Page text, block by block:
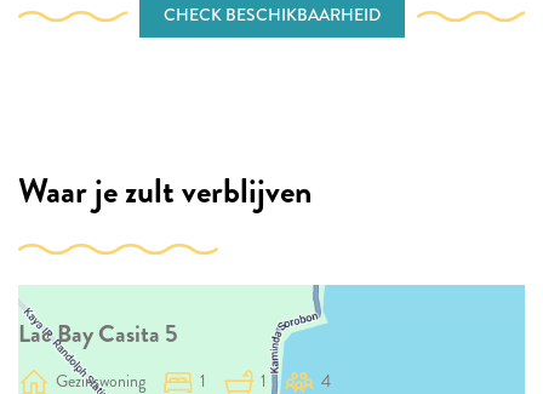
CHECK BESCHIKBAARHEID
Waar je zult verblijven
Lac Bay Casita 5
Gezinswoning 1 1 4